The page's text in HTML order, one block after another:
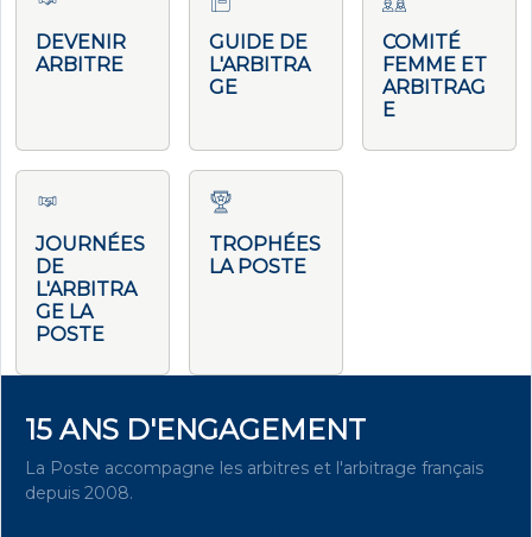
DEVENIR
ARBITRE
GUIDE DE
L'ARBITRA
GE
COMITÉ
FEMME ET
ARBITRAG
E
JOURNÉES
DE
L'ARBITRA
GE LA
POSTE
TROPHÉES
LA POSTE
15 ANS D'ENGAGEMENT
La Poste accompagne les arbitres et l'arbitrage français
depuis 2008.